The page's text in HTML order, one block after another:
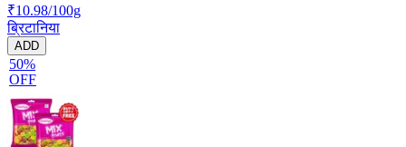
₹10.98/100g
ब्रिटानिया
ADD
50%
OFF